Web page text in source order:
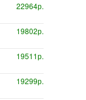
22964р.
19802р.
19511р.
19299р.